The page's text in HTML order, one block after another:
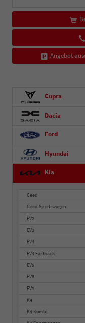
Angebot
Cupra
Dacia
Ford
Hyundai
Kia
Ceed
Ceed Sportswagon
EV2
EV3
EV4
EV4 Fastback
EV5
EV6
EV9
K4
K4 Kombi